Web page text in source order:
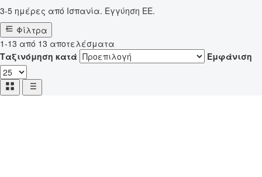
3-5 ημέρες από Ισπανία. Εγγύηση ΕΕ.
Φίλτρα
1-13 από 13 αποτελέσματα
Ταξινόμηση κατά
Εμφάνιση